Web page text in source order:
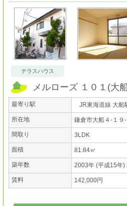
テラスハウス
メルローズ １０１ (大
最寄り駅 JR東海道線 大船
所在地 鎌倉市大船４-１９-
間取り 3LDK
面積 81.84㎡
築年数 2003年 (平成15年)
賃料 142,000円